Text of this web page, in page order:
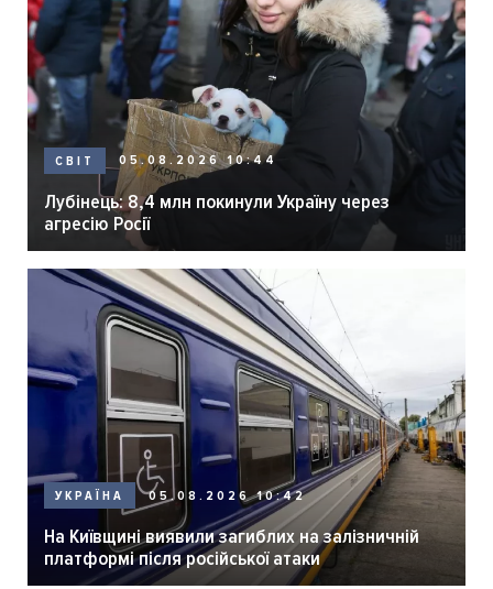
СВІТ 05.08.2026 10:44
Лубінець: 8,4 млн покинули Україну через
агресію Росії
УКРАЇНА 05.08.2026 10:42
На Київщині виявили загиблих на залізничній
платформі після російської атаки